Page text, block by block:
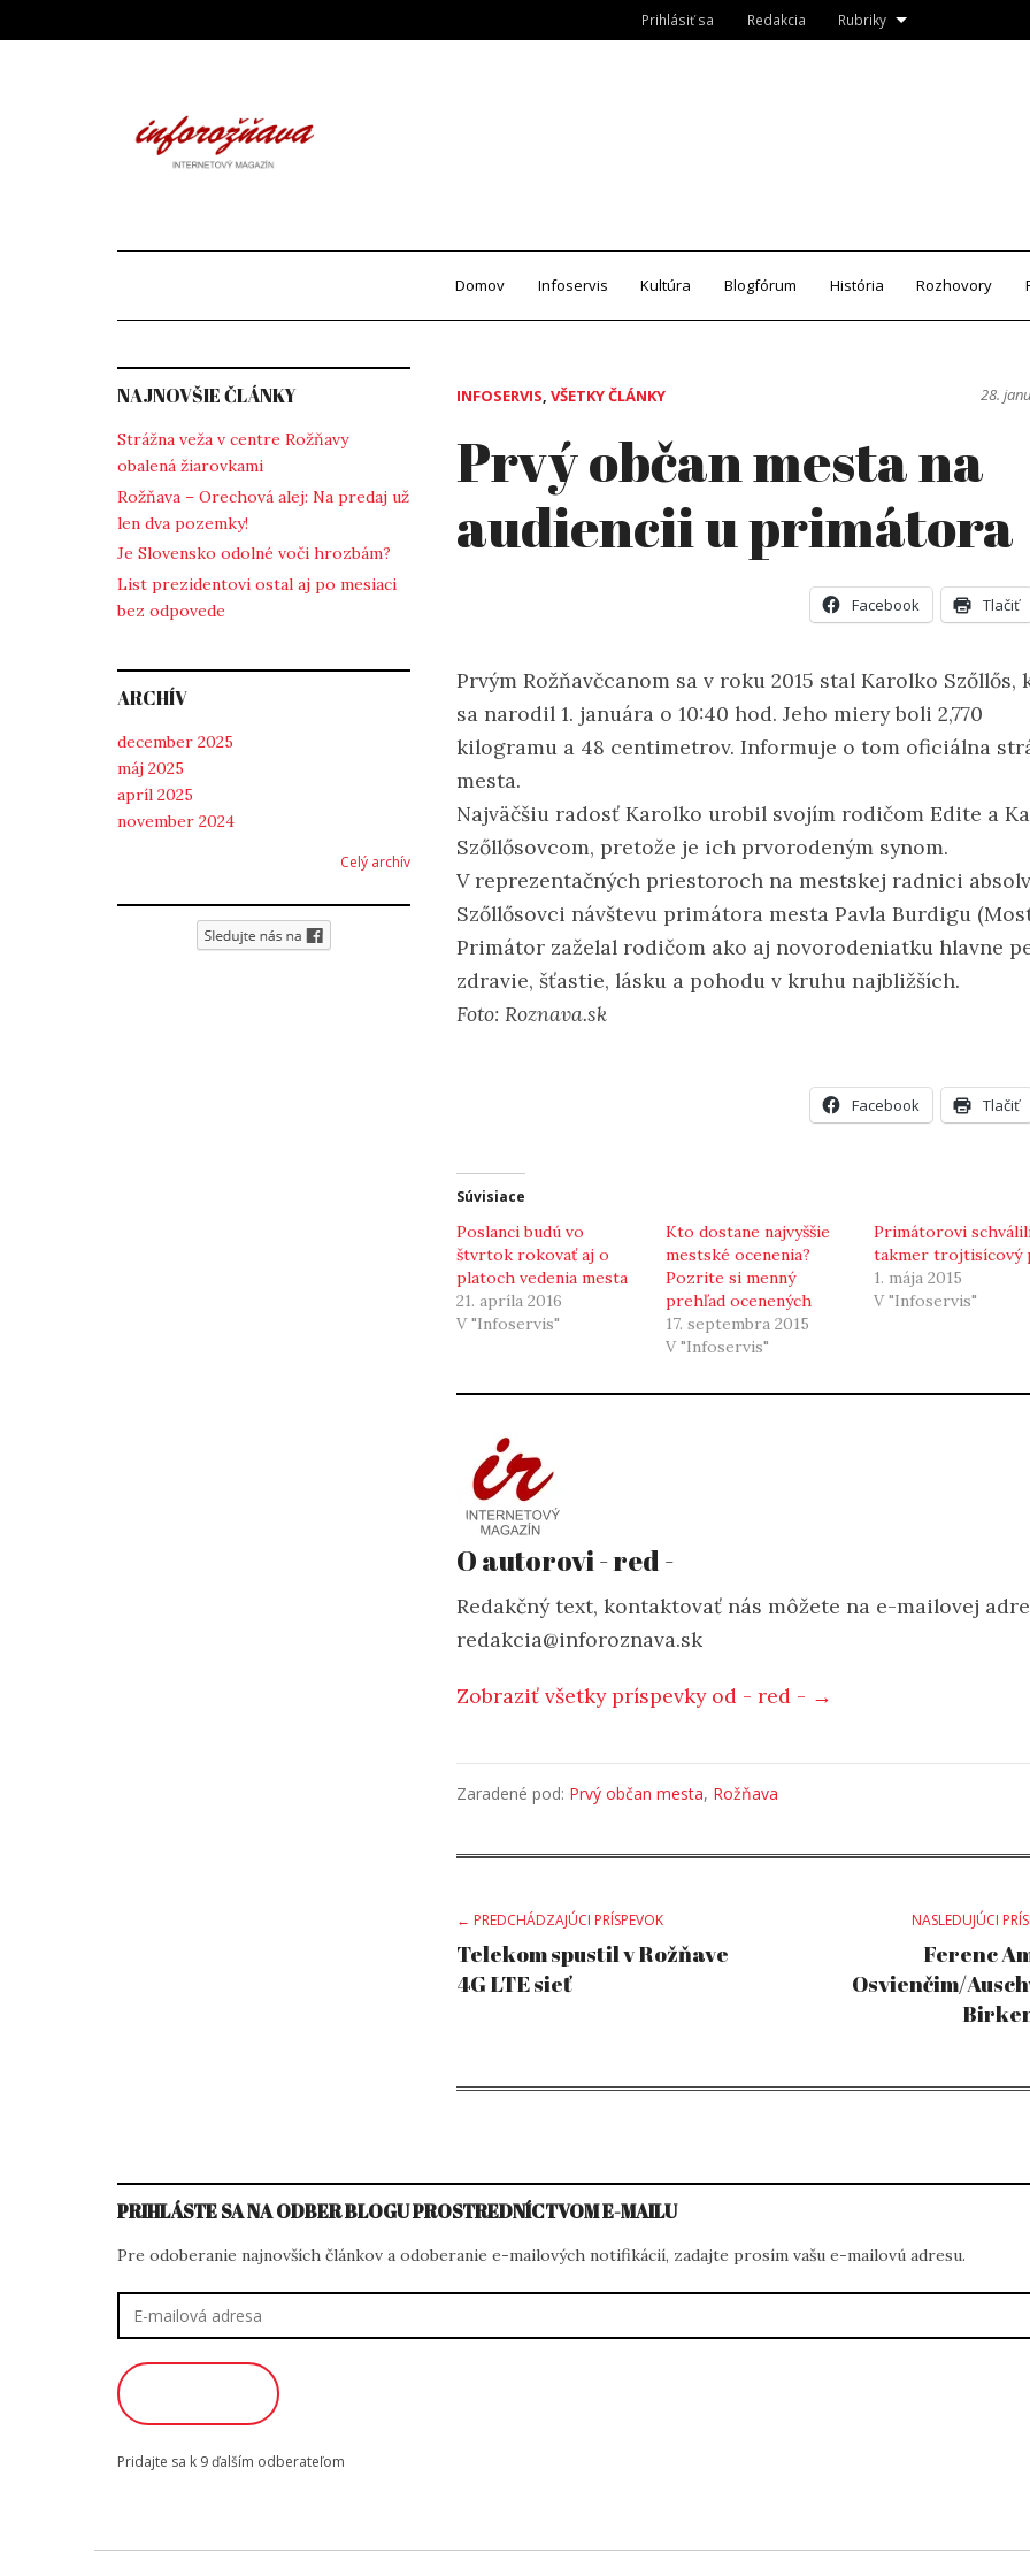
to
Prihlásiť sa Redakcia Rubriky
Domov Infoservis Kultúra Blogfórum História Rozhovory
INFOSERVIS, VŠETKY ČLÁNKY 28.
Prvý občan mesta na
audiencii u primátora
Facebook Tlačiť
Prvým Rožňavčcanom sa v roku 2015 stal Karolko Szőllős,
sa narodil 1. januára o 10:40 hod. Jeho miery boli 2,770
kilogramu a 48 centimetrov. Informuje o tom oficiálna
mesta.
Najväčšiu radosť Karolko urobil svojím rodičom Edite a
Szőllősovcom, pretože je ich prvorodeným synom.
V reprezentačných priestoroch na mestskej radnici
Szőllősovci návštevu primátora mesta Pavla Burdigu
Primátor zaželal rodičom ako aj novorodeniatku hlavne
zdravie, šťastie, lásku a pohodu v kruhu najbližších.
Foto: Roznava.sk
Facebook Tlačiť
Súvisiace
Poslanci budú vo
štvrtok rokovať aj o
platoch vedenia mesta
21. apríla 2016
V "Infoservis"
Kto dostane najvyššie
mestské ocenenia?
Pozrite si menný
prehľad ocenených
17. septembra 2015
V "Infoservis"
Primátorovi
takmer trojtisícový
1. mája 2015
V "Infoservis"
O autorovi - red -
Redakčný text, kontaktovať nás môžete na e-mailovej
redakcia@inforoznava.sk
Zobraziť všetky príspevky od - red - →
Zaradené pod: Prvý občan mesta, Rožňava
Post
← PREDCHÁDZAJÚCI PRÍSPEVOK
Telekom spustil v Rožňave
4G LTE sieť
NASLEDUJÚCI
Ferenc
Osvienčim/
NAJNOVŠIE ČLÁNKY
Strážna veža v centre Rožňavy
obalená žiarovkami
Rožňava – Orechová alej: Na predaj už
len dva pozemky!
Je Slovensko odolné voči hrozbám?
List prezidentovi ostal aj po mesiaci
bez odpovede
ARCHÍV
december 2025
máj 2025
apríl 2025
november 2024
Celý archív
PRIHLÁSTE SA NA ODBER BLOGU PROSTREDNÍCTVOM E-MAILU
Pre odoberanie najnovších článkov a odoberanie e-mailových notifikácií, zadajte prosím vašu e-mailovú adresu.
Pridajte sa k 9 ďalším odberateľom